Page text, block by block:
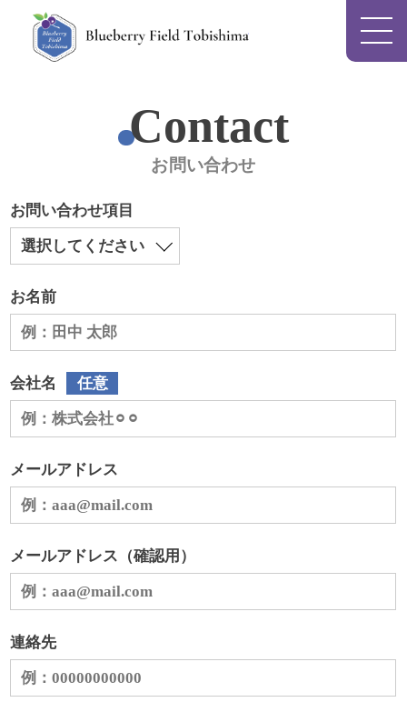
Blueberry Field
Contact
お問い合わせ
お問い合わせ項目
お名前
会社名 任意
メールアドレス
メールアドレス（確認用）
連絡先